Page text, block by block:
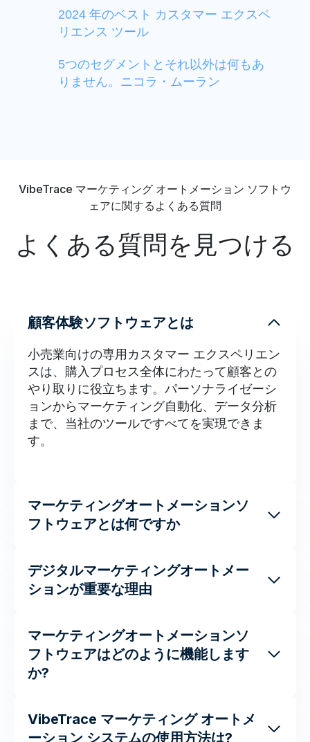
2024 年のベスト カスタマー エクスペ
リエンス ツール
5つのセグメントとそれ以外は何もあ
りません。ニコラ・ムーラン
VibeTrace マーケティング オートメーション ソフトウ
ェアに関するよくある質問
よくある質問を見つける
顧客体験ソフトウェアとは
小売業向けの専用カスタマー エクスペリエン
スは、購入プロセス全体にわたって顧客との
やり取りに役立ちます。パーソナライゼーシ
ョンからマーケティング自動化、データ分析
まで、当社のツールですべてを実現できま
す。
マーケティングオートメーションソ
フトウェアとは何ですか
デジタルマーケティングオートメー
ションが重要な理由
マーケティングオートメーションソ
フトウェアはどのように機能します
か?
VibeTrace マーケティング オートメ
ーション システムの使用方法は?